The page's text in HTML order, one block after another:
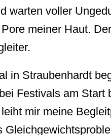
warten voller
meiner Haut.
in Straubenhardt
Festivals am Start
mir meine